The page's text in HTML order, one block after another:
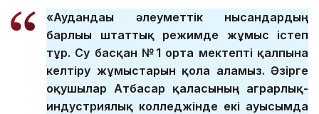
«Аудандағы әлеуметтік нысандардың
барлығы штаттық режимде жұмыс істеп
тұр. Су басқан №1 орта мектепті қалпына
келтіру жұмыстарын қолға аламыз. Әзірге
оқушылар Атбасар қаласының аграрлық-
индустриялық колледжінде екі ауысымда